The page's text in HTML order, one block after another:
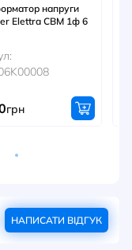
напруги
Elettra CBM 1ф 6
грн
НАПИСАТИ ВІДГУК